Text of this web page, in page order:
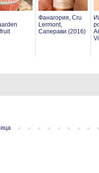
Фанагория, Cru
Lermont,
Саперави (2016)